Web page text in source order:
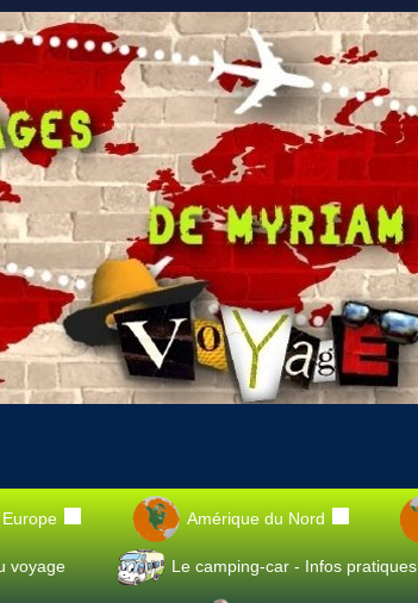
Europe Amérique du Nord
voyage Le camping-car - Infos pratiques